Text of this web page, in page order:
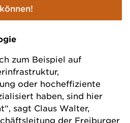
können!
zum Beispiel auf
oder hocheffiziente
haben, sind hier
sagt Claus Walter,
der Freiburger